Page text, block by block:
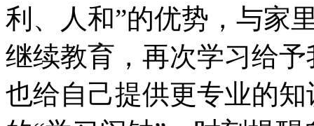
利、人和”的优势，与家
继续教育，再次学习给
也给自己提供更专业的